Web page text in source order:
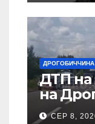
ДРОГОБИЧЧИНА
ДТП на
на
СЕР 8,